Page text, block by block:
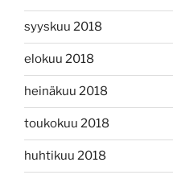
syyskuu 2018
elokuu 2018
heinäkuu 2018
toukokuu 2018
huhtikuu 2018